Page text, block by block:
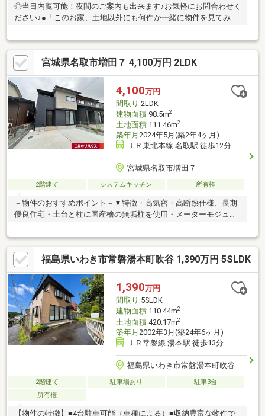
◎当日内覧可能！夜間のご案内も出来ます♪お気軽にお問合わせく
ださい♪●「このお家、土地以外にも何件か一緒に物件を見てみた
で、自宅がいくらで売却できるか知りたい」 ●「車のローン
があるけど大丈夫かな？」●「頭金は、どれくらいないと買えな
いの？」●「自営業者はローン通りにくいって本当？」などな
ど、住宅購入はわからないことばかり・・・。ご安心くださ
い！！お力になれる事がございましたら、誠心誠意 お手伝いを
させていただきます。◇◆◇◆建チョク不動産◆◇◆◇にお任
せ下さい！
宮城県名取市増田７ 4,100万円 2LDK
4,100万円
間取り 2LDK
建物面積98.5m2
土地面積111.46m2
築年月 2024年5月(築2年4ヶ月)
ＪＲ東北本線 名取駅 徒歩12分
宮城県名取市増田７
2階建て システムキッチン 所有権
－物件のおすすめポイント－▼特徴・高気密・高断熱仕様、長期
優良住宅・土台と柱に国産檜の無垢柱を使用・メーターモジュー
とお顔を合わせやすいリビング階段・2階洋室は約4.1帖の2部屋に
間仕切り可能(別途要費用)・スキップフロア・フリースペースは
多目的に利用可能・全居室収納付・玄関にエントランスクローク
を設置・並列駐車2台可能(車種による)▼周辺環境・業務スーパー
名取増田店 徒歩4分(約260m)■ ご希望の住まい探しをお手伝いし
ます ━━━━━・・・物件の詳細・ご相談はお気軽にお問い合わ
せください。
福島県いわき市常磐湯本町吹谷 1,390万円 5SLDK
1,390万円
間取り 5SLDK
建物面積110.44m2
土地面積420.17m2
築年月 2002年3月(築24年6ヶ月)
ＪＲ常磐線 湯本駅 徒歩13分
福島県いわき市常磐湯本町吹谷
2階建て 駐車場あり
駐車3台
所有権
【物件の特徴】■4台駐車可能（車種による）■収納豊富な物件で